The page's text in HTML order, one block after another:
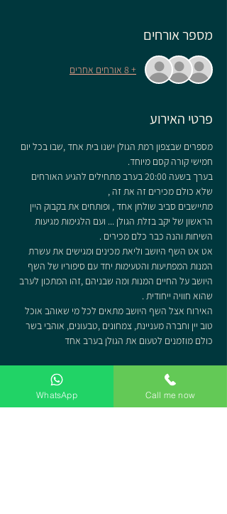
מספר אורחים
+ 8 אורחים אחרים
פרטי האירוע
מספרים שבצפון רמת הגולן ישנו בית אחד ,שבו בכל יום
חמישי קורה קסם מיוחד.
בערך בשעה 20:00 בערב מתחילים להגיע האורחים
שלא כולם מכירים זה את זה ,
מתיישבים סביב שולחן אחד , ופותחים את בקבוק היין
הראשון של יקב בזלת הגולן ... ועם הלגימות מגיעות
השיחות והנה כבר כלם מכירים .
אט אט השף היושב וליאת מכינים ומגישים את עשרת
המנות המפתיעות והטעימות יחד עם סיפוריו של השף
היושב על החיים המנות ומה שבניהם ,זהו המתכון לערב
שהוא חוויה ייחודית .
האירוח אצל השף היושב מתאים לכל מי שאוהב אוכל
טוב יין וחברה מעניינת, צמחונים ,טבעונים, אוהבי בשר
כולם מוזמנים לטעום את הגולן בערב אחד
מקום בארוחה
WhatsApp Call me now